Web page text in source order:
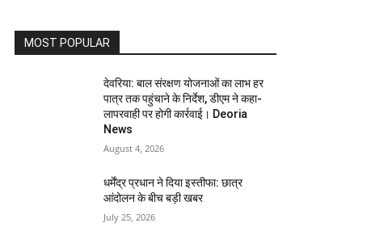
MOST POPULAR
देवरिया: बाल संरक्षण योजनाओं का लाभ हर
पात्र तक पहुंचाने के निर्देश, डीएम ने कहा-
लापरवाही पर होगी कार्रवाई। Deoria
News
August 4, 2026
धर्मेंद्र प्रधान ने दिया इस्तीफा: छात्र
आंदोलन के बीच बड़ी खबर
July 25, 2026